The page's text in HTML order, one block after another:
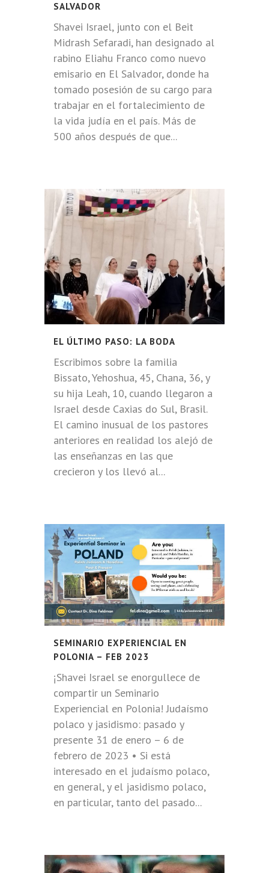
SALVADOR
Shavei Israel, junto con el Beit
Midrash Sefaradi, han designado al
rabino Eliahu Franco como nuevo
emisario en El Salvador, donde ha
tomado posesión de su cargo para
trabajar en el fortalecimiento de
la vida judía en el país. Más de
500 años después de que...
EL ÚLTIMO PASO: LA BODA
Escribimos sobre la familia
Bissato, Yehoshua, 45, Chana, 36, y
su hija Leah, 10, cuando llegaron a
Israel desde Caxias do Sul, Brasil.
El camino inusual de los pastores
anteriores en realidad los alejó de
las enseñanzas en las que
crecieron y los llevó al...
SEMINARIO EXPERIENCIAL EN
POLONIA – FEB 2023
¡Shavei Israel se enorgullece de
compartir un Seminario
Experiencial en Polonia! Judaísmo
polaco y jasidismo: pasado y
presente 31 de enero – 6 de
febrero de 2023 • Si está
interesado en el judaísmo polaco,
en general, y el jasidismo polaco,
en particular, tanto del pasado...